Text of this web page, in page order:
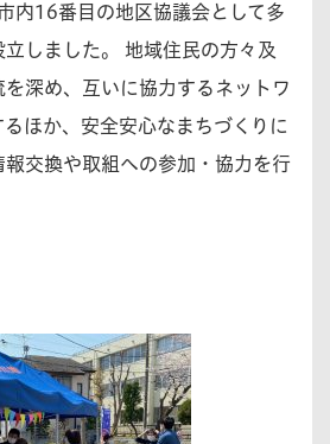
内16番目の地区協議会として多
しました。 地域住民の方々及
深め、互いに協力するネットワ
ほか、安全安心なまちづくりに
交換や取組への参加・協力を行